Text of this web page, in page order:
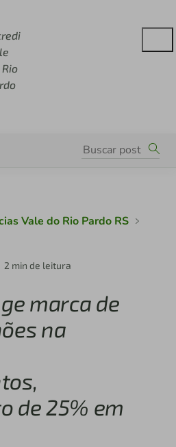
Vale do Rio Pardo RS
2 min de leitura
marca de
na
de 25% em